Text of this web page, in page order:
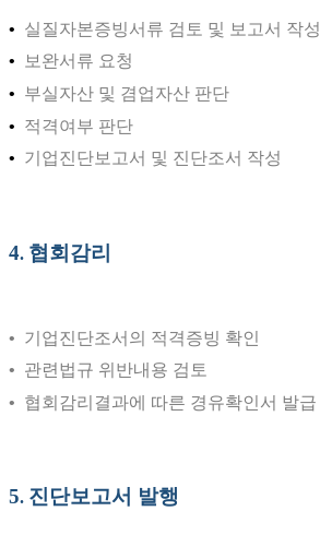
• 실질자본증빙서류 검토 및 보고서 작성
•
보완서류 요청
• 부실자산 및 겸업자산 판단
• 적격여부 판단
• 기업진단보고서 및 진단조서 작성
4. 협회감리
• 기업진단조서의 적격증빙 확인
• 관련법규 위반내용 검토
• 협회감리결과에 따른 경유확인서 발급
5. 진단보고서 발행